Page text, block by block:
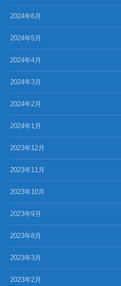
2024年6月
2024年5月
2024年4月
2024年3月
2024年2月
2024年1月
2023年12月
2023年11月
2023年10月
2023年9月
2023年8月
2023年3月
2023年2月